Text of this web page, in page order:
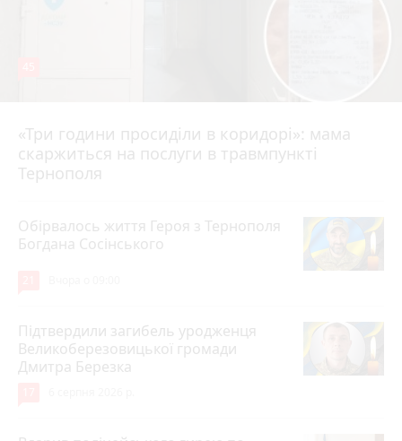
«Три години просиділи в коридорі»: мама
скаржиться на послуги в травмпункті
Тернополя
Вчора о 13:05
Обірвалось життя Героя з Тернополя
Богдана Сосінського
Підтвердили загибель уродженця
Великоберезовицької громади
Дмитра Березка